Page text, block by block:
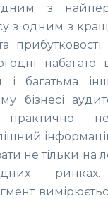
з
з одним з
набагато
і багатьма
бізнесі
практично
не тільки на
ринках.